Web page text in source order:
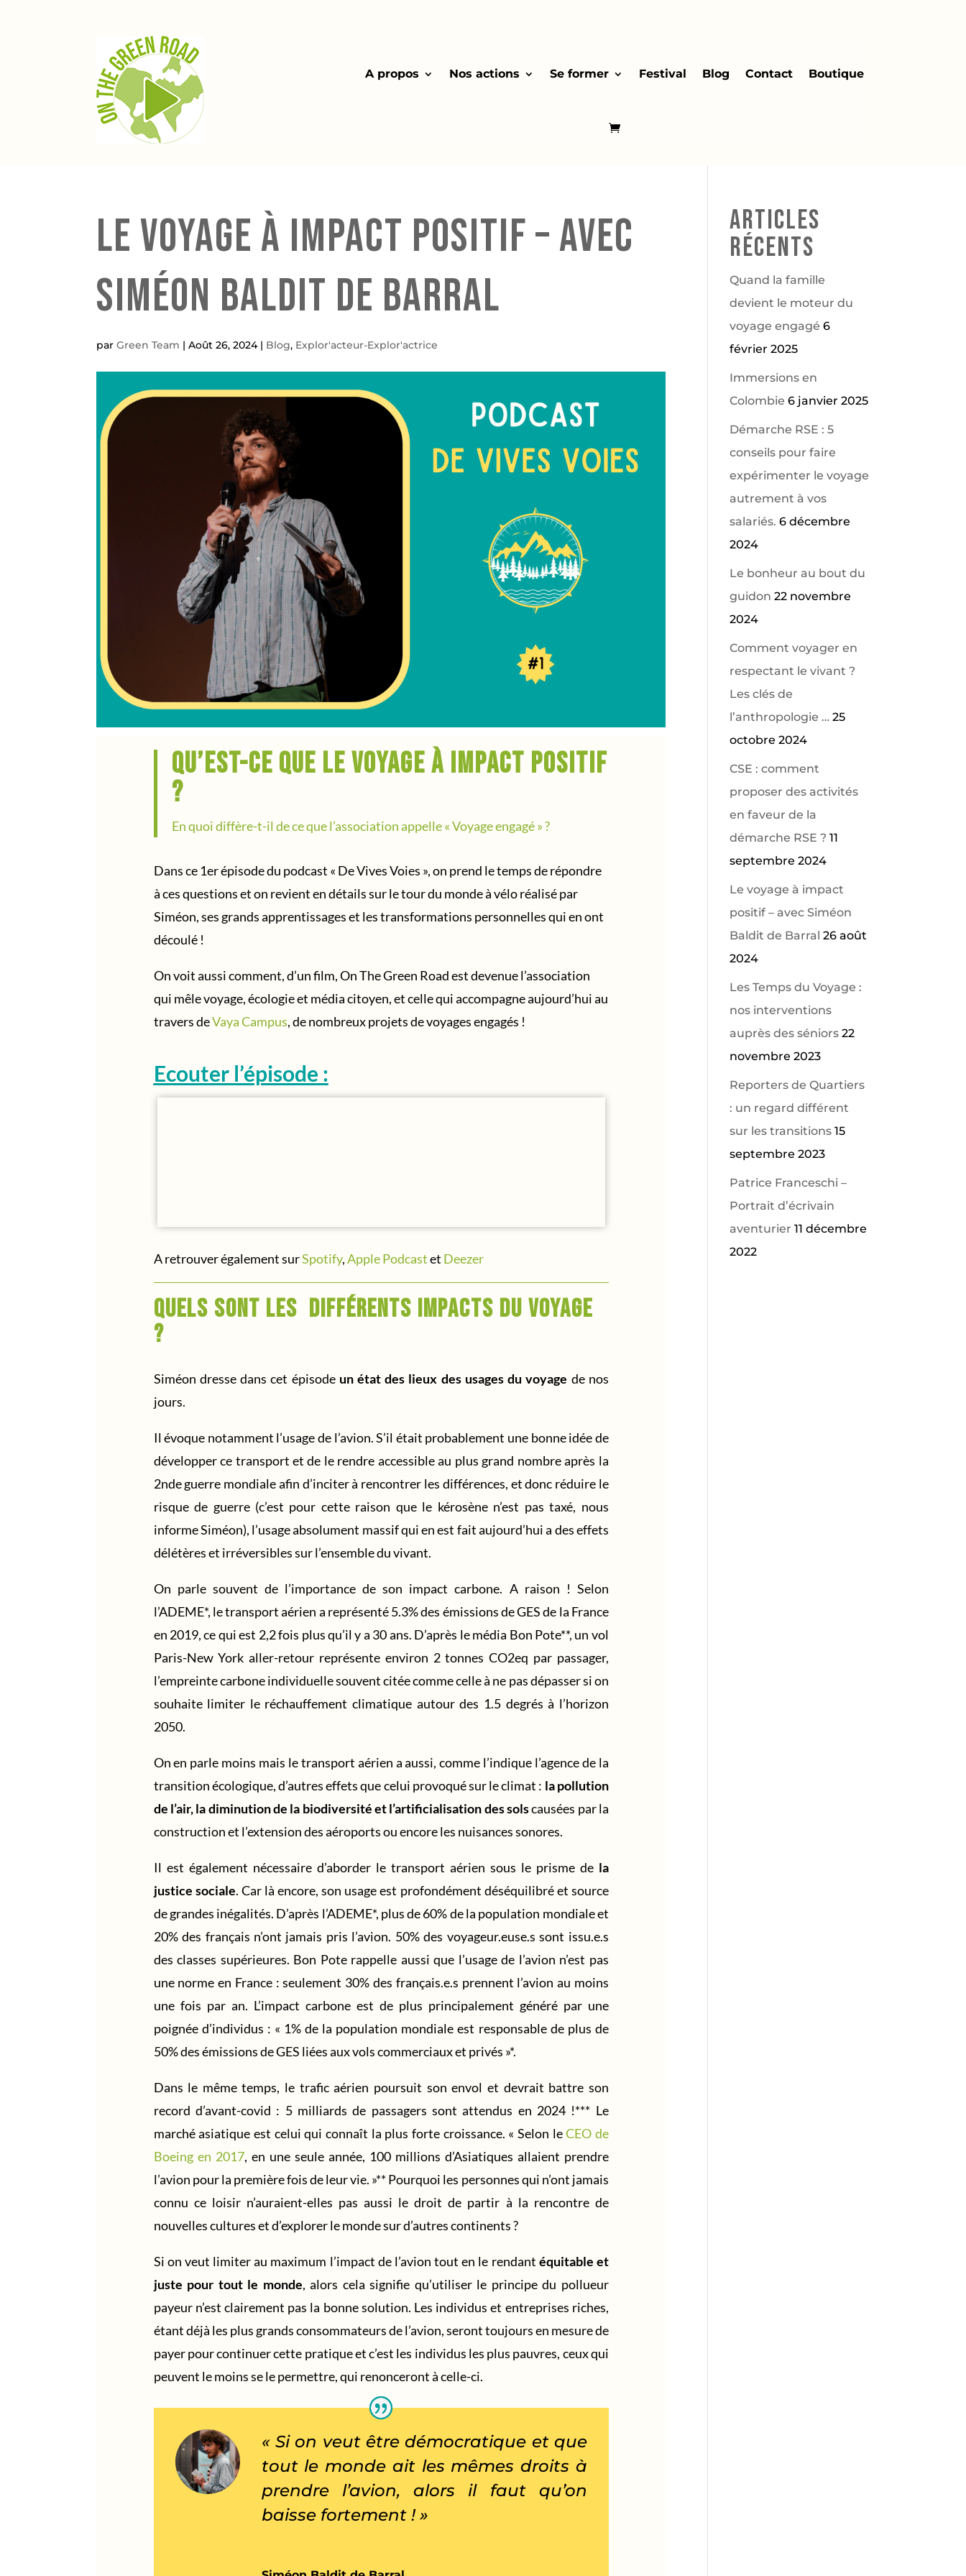
A propos Nos actions Se former Festival Blog Contact Boutique
Le voyage à impact positif – avec
Siméon Baldit de Barral
parGreen Team |Août 26, 2024| Blog, Explor'acteur-Explor'actrice
Qu’est-ce que le voyage à impact positif
?
En quoi diffère-t-il de ce que l’association appelle « Voyage engagé » ?
Dans ce 1er épisode du podcast « De Vives Voies », on prend le temps de répondre
à ces questions et on revient en détails sur le tour du monde à vélo réalisé par
Siméon, ses grands apprentissages et les transformations personnelles qui en ont
découlé !
On voit aussi comment, d’un film, On The Green Road est devenue l’association
qui mêle voyage, écologie et média citoyen, et celle qui accompagne aujourd’hui au
travers deVaya Campus, de nombreux projets de voyages engagés !
Ecouter l’épisode :
A retrouver également surSpotify,Apple Podcastet Deezer
Quels sont les différents impacts du voyage
?
Siméon dresse dans cet épisode un état des lieux des usages du voyage de nos
jours.
Il évoque notamment l’usage de l’avion. S’il était probablement une bonne idée de
développer ce transport et de le rendre accessible au plus grand nombre après la
2nde guerre mondiale afin d’inciter à rencontrer les différences, et donc réduire le
risque de guerre (c’est pour cette raison que le kérosène n’est pas taxé, nous
informe Siméon), l’usage absolument massif qui en est fait aujourd’hui a des effets
délétères et irréversibles sur l’ensemble du vivant.
On parle souvent de l’importance de son impact carbone. A raison ! Selon
l’ADEME*, le transport aérien a représenté 5.3% des émissions de GES de la France
en 2019, ce qui est 2,2 fois plus qu’il y a 30 ans. D’après le média Bon Pote**, un vol
Paris-New York aller-retour représente environ 2 tonnes CO2eq par passager,
l’empreinte carbone individuelle souvent citée comme celle à ne pas dépasser si on
souhaite limiter le réchauffement climatique autour des 1.5 degrés à l’horizon
2050.
On en parle moins mais le transport aérien a aussi, comme l’indique l’agence de la
transition écologique, d’autres effets que celui provoqué sur le climat : la pollution
de l’air, la diminution de la biodiversité et l’artificialisation des solscausées par la
construction et l’extension des aéroports ou encore les nuisances sonores.
Il est également nécessaire d’aborder le transport aérien sous le prisme de la
justice sociale. Car là encore, son usage est profondément déséquilibré et source
de grandes inégalités. D’après l’ADEME*, plus de 60% de la population mondiale et
20% des français n’ont jamais pris l’avion. 50% des voyageur.euse.s sont issu.e.s
des classes supérieures. Bon Pote rappelle aussi que l’usage de l’avion n’est pas
une norme en France : seulement 30% des français.e.s prennent l’avion au moins
une fois par an. L’impact carbone est de plus principalement généré par une
poignée d’individus : « 1% de la population mondiale est responsable de plus de
50% des émissions de GES liées aux vols commerciaux et privés »*.
Dans le même temps, le trafic aérien poursuit son envol et devrait battre son
record d’avant-covid : 5 milliards de passagers sont attendus en 2024 !*** Le
marché asiatique est celui qui connaît la plus forte croissance. « Selon leCEO de
Boeing en 2017, en une seule année, 100 millions d’Asiatiques allaient prendre
l’avion pour la première fois de leur vie. »** Pourquoi les personnes qui n’ont jamais
connu ce loisir n’auraient-elles pas aussi le droit de partir à la rencontre de
nouvelles cultures et d’explorer le monde sur d’autres continents ?
Si on veut limiter au maximum l’impact de l’avion tout en le rendant équitable et
juste pour tout le monde, alors cela signifie qu’utiliser le principe du pollueur
payeur n’est clairement pas la bonne solution. Les individus et entreprises riches,
étant déjà les plus grands consommateurs de l’avion, seront toujours en mesure de
payer pour continuer cette pratique et c’est les individus les plus pauvres, ceux qui
peuvent le moins se le permettre, qui renonceront à celle-ci.
« Si on veut être démocratique et que
tout le monde ait les mêmes droits à
prendre l’avion, alors il faut qu’on
baisse fortement ! »
Articles
récents
Quand la famille
devient le moteur du
voyage engagé 6
février 2025
Immersions en
Colombie 6 janvier 2025
Démarche RSE : 5
conseils pour faire
expérimenter le voyage
autrement à vos
salariés. 6 décembre
2024
Le bonheur au bout du
guidon 22 novembre
2024
Comment voyager en
respectant le vivant ?
Les clés de
l’anthropologie … 25
octobre 2024
CSE : comment
proposer des activités
en faveur de la
démarche RSE ? 11
septembre 2024
Le voyage à impact
positif – avec Siméon
Baldit de Barral 26 août
2024
Les Temps du Voyage :
nos interventions
auprès des séniors 22
novembre 2023
Reporters de Quartiers
: un regard différent
sur les transitions 15
septembre 2023
Patrice Franceschi –
Portrait d’écrivain
aventurier 11 décembre
2022